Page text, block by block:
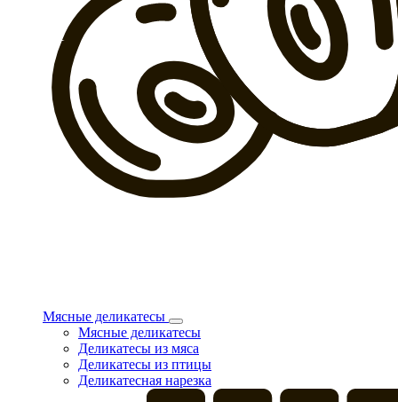
Мясные деликатесы
Мясные деликатесы
Деликатесы из мяса
Деликатесы из птицы
Деликатесная нарезка